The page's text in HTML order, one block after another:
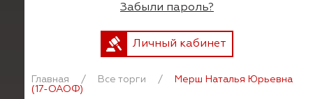
Забыли пароль?
Личный кабинет
Главная / Все торги /
Мерш Наталья Юрьевна
(17-ОАОФ)